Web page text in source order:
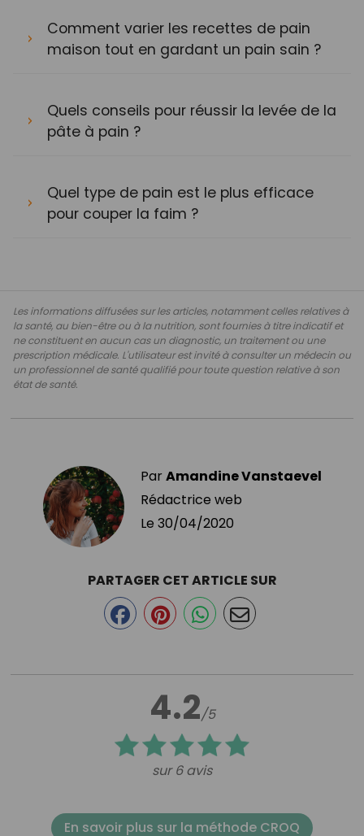
Comment varier les recettes de pain
maison tout en gardant un pain sain ?
Quels conseils pour réussir la levée de la
pâte à pain ?
Quel type de pain est le plus efficace
pour couper la faim ?
Les informations diffusées sur les articles, notamment celles relatives à
la santé, au bien-être ou à la nutrition, sont fournies à titre indicatif et
ne constituent en aucun cas un diagnostic, un traitement ou une
prescription médicale. L'utilisateur est invité à consulter un médecin ou
un professionnel de santé qualifié pour toute question relative à son
état de santé.
ParAmandine Vanstaevel
Rédactrice web
Le 30/04/2020
4.2/5
sur 6 avis
PARTAGER CET ARTICLE SUR
En savoir plus sur la méthode CROQ